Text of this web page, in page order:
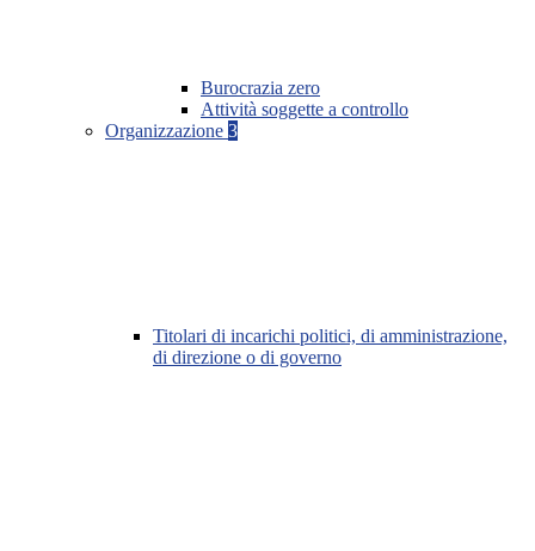
Burocrazia zero
Attività soggette a controllo
Organizzazione 3
Titolari di incarichi politici, di amministrazione,
di direzione o di governo